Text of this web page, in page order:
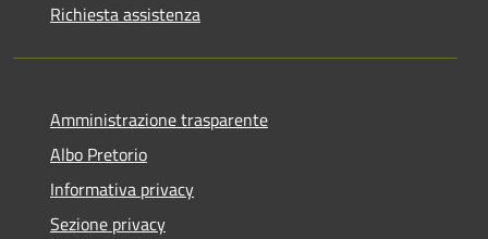
Richiesta assistenza
Amministrazione trasparente
Albo Pretorio
Informativa privacy
Sezione privacy